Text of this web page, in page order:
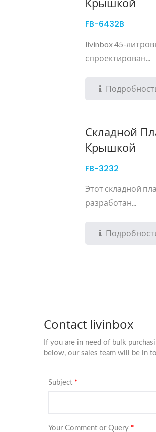
Крышкой
FB-6432B
livinbox 45-
спроектирован...
Складной
Крышкой
FB-3232
Этот складной
разработан...